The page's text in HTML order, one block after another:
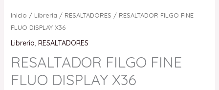
Inicio / Libreria / RESALTADORES / RESALTADOR FILGO FINE
FLUO DISPLAY X36
Libreria, RESALTADORES
RESALTADOR FILGO FINE
FLUO DISPLAY X36